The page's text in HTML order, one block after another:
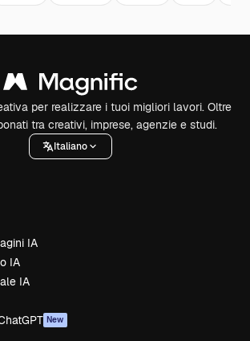
per realizzare i tuoi migliori lavori. Oltre
tra creativi, imprese, agenzie e studi.
Italiano
IA
IA
IA
New